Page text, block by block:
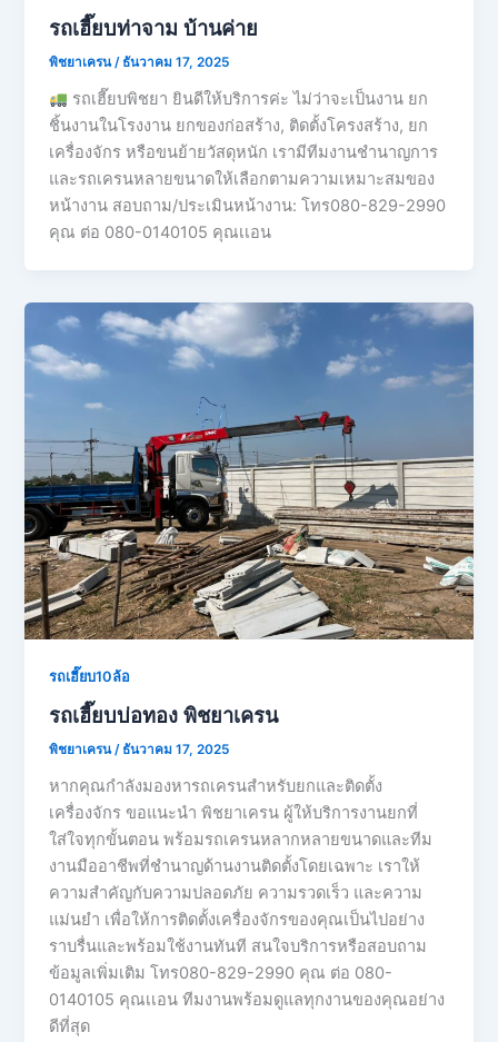
รถเฮี๊ยบท่าจาม บ้านค่าย
พิชยาเครน/ ธันวาคม 17, 2025
รถเฮี๊ยบพิชยา ยินดีให้บริการค่ะ ไม่ว่าจะเป็นงาน ยก
ชิ้นงานในโรงงาน ยกของก่อสร้าง, ติดตั้งโครงสร้าง, ยก
เครื่องจักร หรือขนย้ายวัสดุหนัก เรามีทีมงานชำนาญการ
และรถเครนหลายขนาดให้เลือกตามความเหมาะสมของ
หน้างาน สอบถาม/ประเมินหน้างาน: โทร080-829-2990
คุณ ต่อ 080-0140105 คุณเเอน
รถเฮี๊ยบ10ล้อ
รถเฮี๊ยบบ่อทอง พิชยาเครน
พิชยาเครน/ ธันวาคม 17, 2025
หากคุณกำลังมองหารถเครนสำหรับยกและติดตั้ง
เครื่องจักร ขอแนะนำ พิชยาเครน ผู้ให้บริการงานยกที่
ใส่ใจทุกขั้นตอน พร้อมรถเครนหลากหลายขนาดและทีม
งานมืออาชีพที่ชำนาญด้านงานติดตั้งโดยเฉพาะ เราให้
ความสำคัญกับความปลอดภัย ความรวดเร็ว และความ
แม่นยำ เพื่อให้การติดตั้งเครื่องจักรของคุณเป็นไปอย่าง
ราบรื่นและพร้อมใช้งานทันที สนใจบริการหรือสอบถาม
ข้อมูลเพิ่มเติม โทร080-829-2990 คุณ ต่อ 080-
0140105 คุณเเอน ทีมงานพร้อมดูแลทุกงานของคุณอย่าง
ดีที่สุด